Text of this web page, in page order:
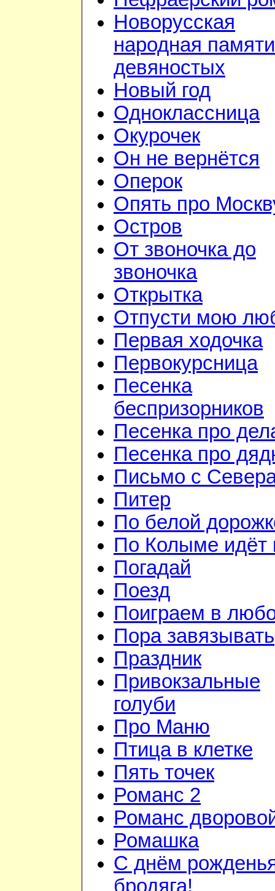
Новорусская
народная памяти
девяностых
Новый год
Одноклассница
Окурочек
Он не вернётся
Оперок
Опять про
Остров
От звоночка до
звоночка
Открытка
Отпусти мою
Первая ходочка
Первокурсница
Песенка
беспризорников
Песенка про
Песенка про
Письмо с
Питер
По белой
По Колыме идёт
Погадай
Поезд
Поиграем в
Пора завязывать
Праздник
Привокзальные
голуби
Про Маню
Птица в клетке
Пять точек
Романс 2
Романс
Ромашка
С днём
бродяга!